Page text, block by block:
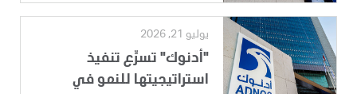
يوليو 21, 2026
"أدنوك" تسرِّع تنفيذ
استراتيجيتها للنمو في